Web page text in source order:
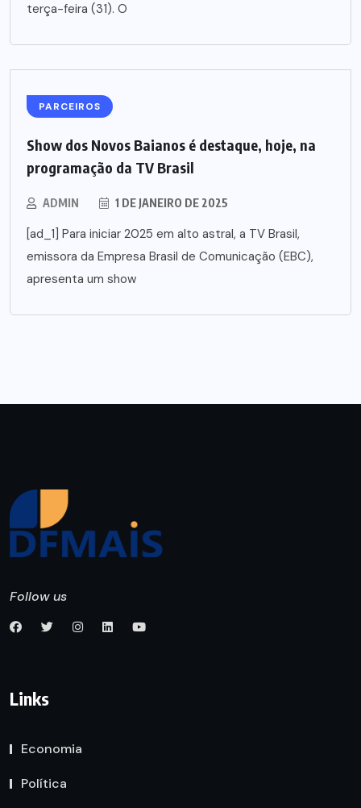
terça-feira (31). O
PARCEIROS
Show dos Novos Baianos é destaque, hoje, na
programação da TV Brasil
ADMIN 1 DE JANEIRO DE 2025
[ad_1] Para iniciar 2025 em alto astral, a TV Brasil,
emissora da Empresa Brasil de Comunicação (EBC),
apresenta um show
Follow us
Links
Economia
Política